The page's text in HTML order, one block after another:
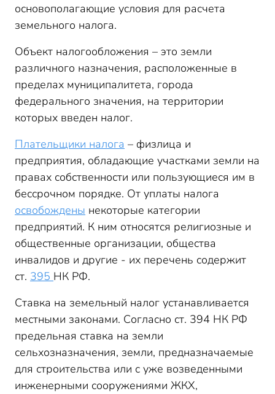
основополагающие условия для расчета
земельного налога.
Объект налогообложения – это земли
различного назначения, расположенные в
пределах муниципалитета, города
федерального значения, на территории
которых введен налог.
Плательщики налога – физлица и
предприятия, обладающие участками земли на
правах собственности или пользующиеся им в
бессрочном порядке. От уплаты налога
освобождены некоторые категории
предприятий. К ним относятся религиозные и
общественные организации, общества
инвалидов и другие - их перечень содержит
ст. 395 НК РФ.
Ставка на земельный налог устанавливается
местными законами. Согласно ст. 394 НК РФ
предельная ставка на земли
сельхозназначения, земли, предназначаемые
для строительства или с уже возведенными
инженерными сооружениями ЖКХ,